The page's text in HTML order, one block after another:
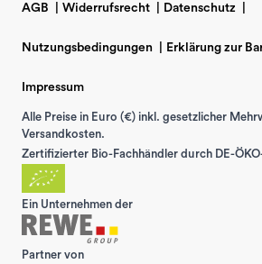
AGB Widerrufsrecht Datenschutz
Nutzungsbedingungen Erklärung zur
Impressum
Alle Preise in Euro (€) inkl. gesetzlicher
Versandkosten.
Zertifizierter Bio-Fachhändler durch DE-
Ein Unternehmen der
Partner von